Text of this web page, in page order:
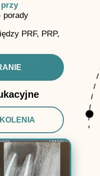
przy
porady
PRF, PRP,